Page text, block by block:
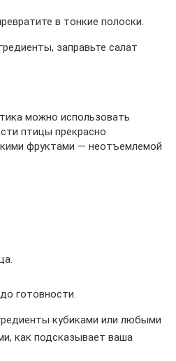
в тонкие полоски.
заправьте салат
можно использовать
птицы прекрасно
фруктами — неотъемлемой
готовности.
кубиками или любыми
как подсказывает ваша